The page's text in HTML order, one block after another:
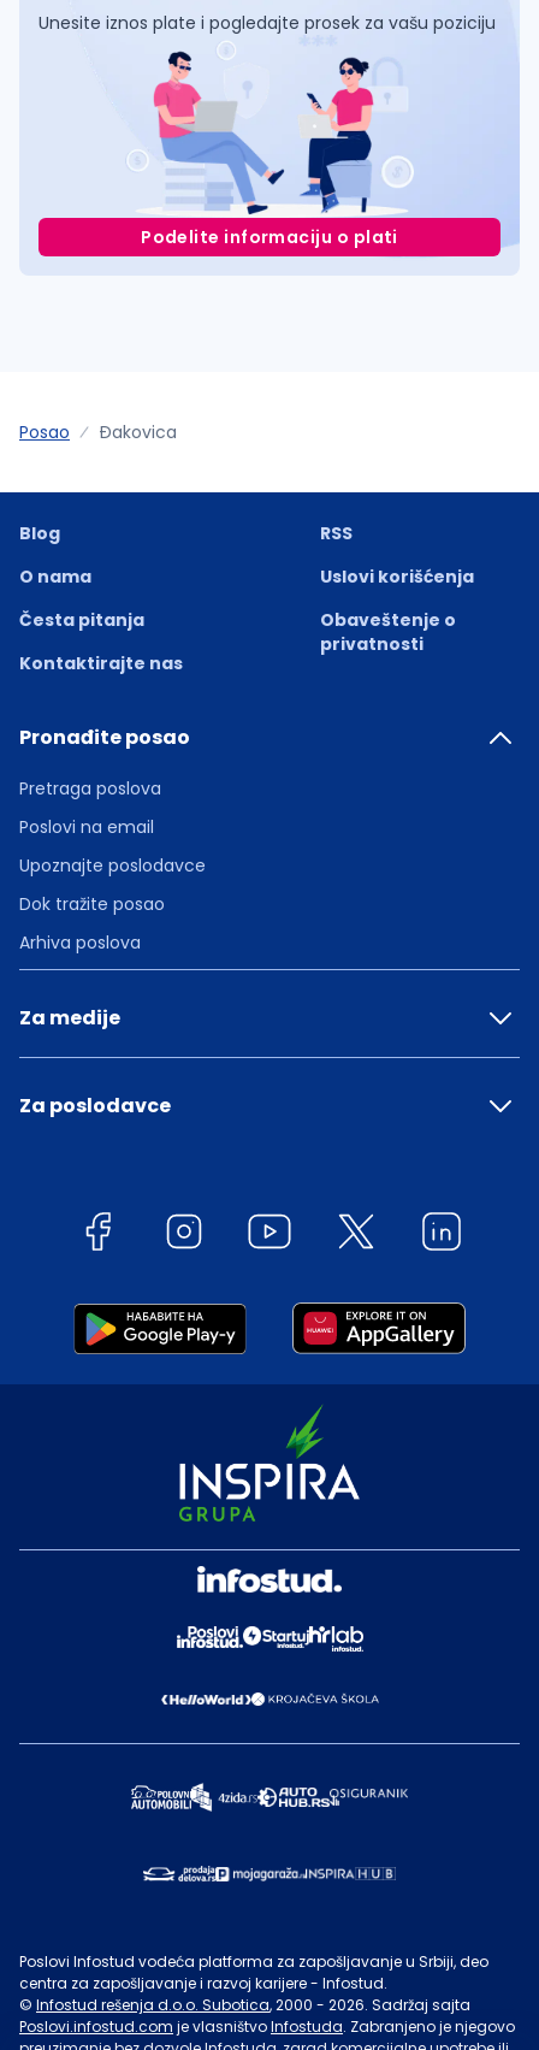
Unesite iznos plate i pogledajte prosek za vašu poziciju
Podelite informaciju o plati
Posao Ðakovica
Blog
O nama
Česta pitanja
Kontaktirajte nas
RSS
Uslovi korišćenja
Obaveštenje o
privatnosti
Pronađite posao
Pretraga poslova
Poslovi na email
Upoznajte poslodavce
Dok tražite posao
Arhiva poslova
Za medije
Za poslodavce
Poslovi Infostud vodeća platforma za zapošljavanje u Srbiji, deo
centra za zapošljavanje i razvoj karijere - Infostud.
© Infostud rešenja d.o.o. Subotica, 2000 - 2026. Sadržaj sajta
Poslovi.infostud.com je vlasništvoInfostuda. Zabranjeno je njegovo